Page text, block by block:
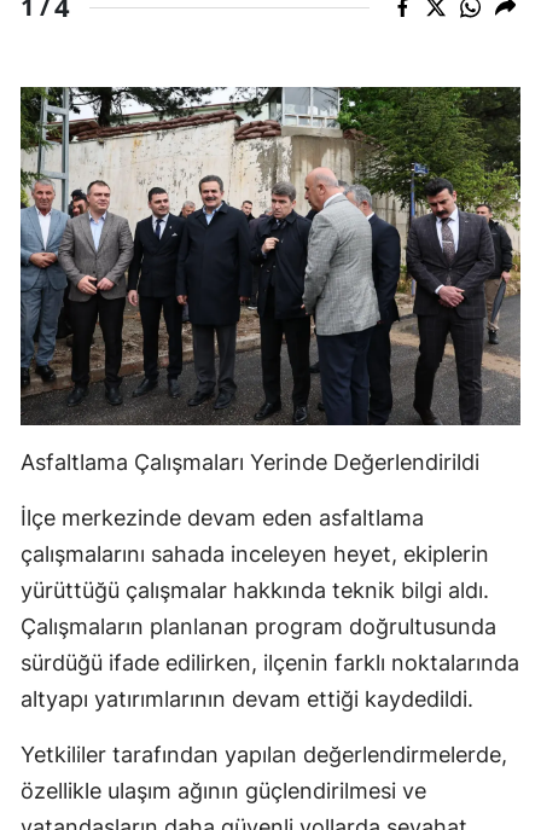
Asfaltlama Çalışmaları Yerinde Değerlendirildi
İlçe merkezinde devam eden asfaltlama
çalışmalarını sahada inceleyen heyet, ekiplerin
yürüttüğü çalışmalar hakkında teknik bilgi aldı.
Çalışmaların planlanan program doğrultusunda
sürdüğü ifade edilirken, ilçenin farklı noktalarında
altyapı yatırımlarının devam ettiği kaydedildi.
Yetkililer tarafından yapılan değerlendirmelerde,
özellikle ulaşım ağının güçlendirilmesi ve